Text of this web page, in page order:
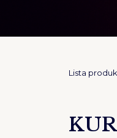
Lista